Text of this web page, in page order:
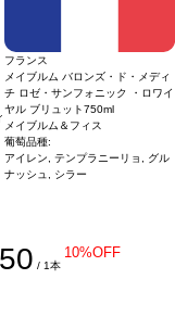
フランス
メイブルム バロンズ・ド・メディ
チ ロゼ・サンフォニック ・ロワイ
ヤル ブリュット750ml
メイブルム＆フィス
葡萄品種:
アイレン, テンプラニーリョ, グル
ナッシュ, シラー
/ 1本
10%OFF